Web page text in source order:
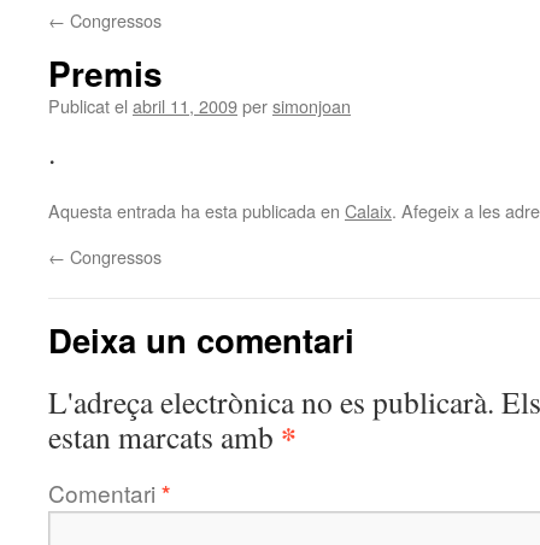
← Congressos
Premis
Publicat el abril 11, 2009persimonjoan
.
Aquesta entrada ha esta publicada en Calaix. Afegeix a les
← Congressos
Deixa un comentari
L'adreça electrònica no es publicarà.
estan marcats amb *
Comentari *